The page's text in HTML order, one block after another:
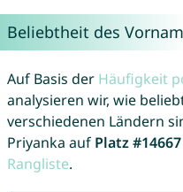
Beliebtheit des
Auf Basis der Häufigkeit
analysieren wir, wie
verschiedenen Ländern
Priyanka auf Platz #14667
Rangliste.